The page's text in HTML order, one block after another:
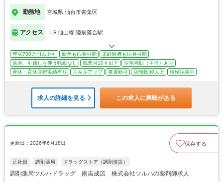
勤務地 宮城県 仙台市青葉区
アクセス ＪＲ仙山線 陸前落合駅
年収700万円以上可 新卒も応募可能
未経験者も応募可能
原則、引越しを伴う転勤なし
残業月10ｈ以下
住宅補助（手当）あり
産休・育休取得実績有り
スキルアップ 車通勤可 店舗数30以上 積極採用中
求人の詳細を見る この求人に興味がある
更新日：2026年6月18日 保存する
正社員 調剤薬局 ドラッグストア（調剤併設）
調剤薬局ツルハドラッグ 南吉成店 株式会社ツルハの薬剤師求人